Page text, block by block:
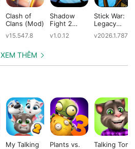
Clash of
Clans (Mod)
v15.547.8
Shadow
Fight 2
Edition
v1.0.12
Stick War:
Legacy
v2026.1.787
XEM THÊM
My Talking
Plants vs.
Talking Tom